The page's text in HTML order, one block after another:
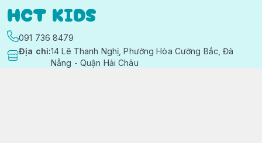
HCT KIDS
091 736 8479
Địa chỉ:14 Lê Thanh Nghị, Phường Hòa Cường Bắc, Đà
Nẵng - Quận Hải Châu